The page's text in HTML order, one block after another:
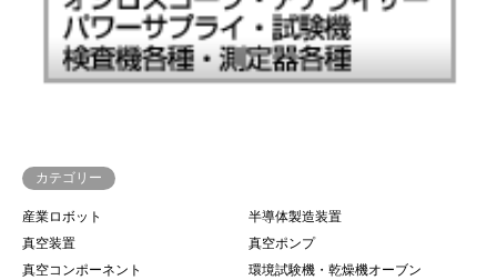
カテゴリー
産業ロボット
半導体製造装置
真空装置
真空ポンプ
真空コンポーネント
環境試験機・乾燥機オーブン